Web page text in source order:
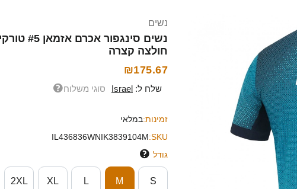
נשים
חולצה קצרה
₪175.67
שלח ל: Israel סוגי משלוח
זמינות:במלאי
SKU:
IL436836WNIK3839104M
גודל
S
M
L
XL
2XL